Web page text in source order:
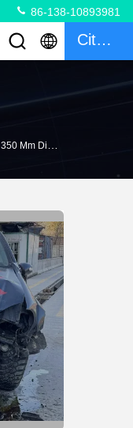
86-138-10893981
Citaat
350 Mm Diepte Vaste Bollards Sterke Corrosiebestendigheid En Anti-Corrosie Gecoat Voor Uw Vereisten